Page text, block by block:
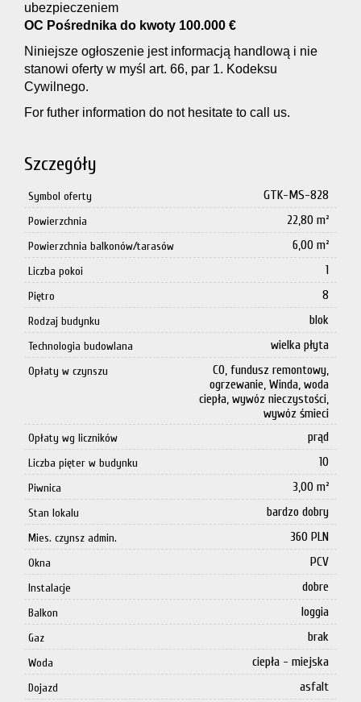
ubezpieczeniem
OC Pośrednika do kwoty 100.000 €
Niniejsze ogłoszenie jest informacją handlową i nie
stanowi oferty w myśl art. 66, par 1. Kodeksu
Cywilnego.
For futher information do not hesitate to call us.
Szczegóły
Symbol oferty GTK-MS-828
Powierzchnia 22,80 m²
Powierzchnia balkonów/tarasów 6,00 m²
Liczba pokoi 1
Piętro 8
Rodzaj budynku blok
Technologia budowlana wielka płyta
Opłaty w czynszu
CO, fundusz remontowy,
ogrzewanie, Winda, woda
ciepła, wywóz nieczystości,
wywóz śmieci
Opłaty wg liczników prąd
Liczba pięter w budynku 10
Piwnica 3,00 m²
Stan lokalu bardzo dobry
Mies. czynsz admin. 360 PLN
Okna PCV
Instalacje dobre
Balkon loggia
Gaz brak
Woda ciepła - miejska
Dojazd asfalt